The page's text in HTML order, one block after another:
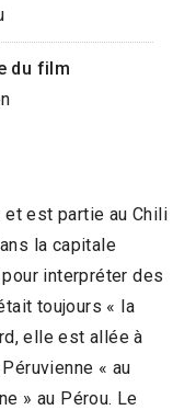
du film
et est partie au Chili
la capitale
interpréter des
toujours « la
elle est allée à
« au
» au Pérou. Le